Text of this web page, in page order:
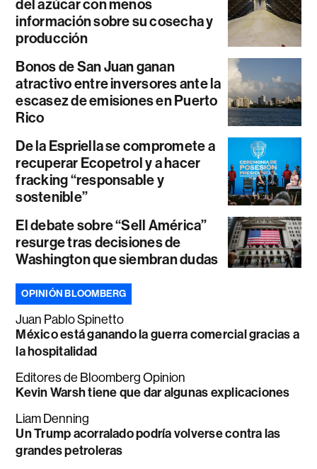
del azúcar con menos
información sobre su cosecha y
producción
Bonos de San Juan ganan
atractivo entre inversores ante la
escasez de emisiones en Puerto
Rico
De la Espriella se compromete a
recuperar Ecopetrol y a hacer
fracking “responsable y
sostenible”
El debate sobre “Sell América”
resurge tras decisiones de
Washington que siembran dudas
OPINIÓN BLOOMBERG
Juan Pablo Spinetto
México está ganando la guerra comercial gracias a
la hospitalidad
Editores de Bloomberg Opinion
Kevin Warsh tiene que dar algunas explicaciones
Liam Denning
Un Trump acorralado podría volverse contra las
grandes petroleras